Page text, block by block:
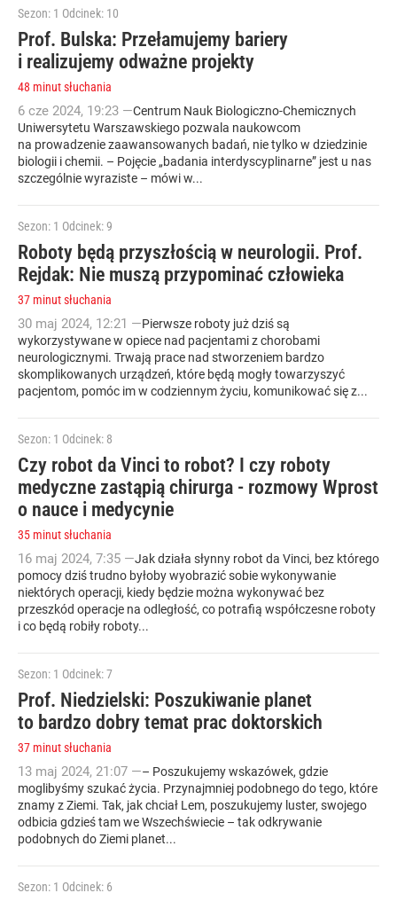
Sezon: 1 Odcinek: 10
Prof. Bulska: Przełamujemy bariery
i realizujemy odważne projekty
48 minut słuchania
6 cze 2024, 19:23 —Centrum Nauk Biologiczno-Chemicznych
Uniwersytetu Warszawskiego pozwala naukowcom
na prowadzenie zaawansowanych badań, nie tylko w dziedzinie
biologii i chemii. – Pojęcie „badania interdyscyplinarne” jest u nas
szczególnie wyraziste – mówi w...
Sezon: 1 Odcinek: 9
Roboty będą przyszłością w neurologii. Prof.
Rejdak: Nie muszą przypominać człowieka
37 minut słuchania
30 maj 2024, 12:21 —Pierwsze roboty już dziś są
wykorzystywane w opiece nad pacjentami z chorobami
neurologicznymi. Trwają prace nad stworzeniem bardzo
skomplikowanych urządzeń, które będą mogły towarzyszyć
pacjentom, pomóc im w codziennym życiu, komunikować się z...
Sezon: 1 Odcinek: 8
Czy robot da Vinci to robot? I czy roboty
medyczne zastąpią chirurga - rozmowy Wprost
o nauce i medycynie
35 minut słuchania
16 maj 2024, 7:35 —Jak działa słynny robot da Vinci, bez którego
pomocy dziś trudno byłoby wyobrazić sobie wykonywanie
niektórych operacji, kiedy będzie można wykonywać bez
przeszkód operacje na odległość, co potrafią współczesne roboty
i co będą robiły roboty...
Sezon: 1 Odcinek: 7
Prof. Niedzielski: Poszukiwanie planet
to bardzo dobry temat prac doktorskich
37 minut słuchania
13 maj 2024, 21:07 —– Poszukujemy wskazówek, gdzie
moglibyśmy szukać życia. Przynajmniej podobnego do tego, które
znamy z Ziemi. Tak, jak chciał Lem, poszukujemy luster, swojego
odbicia gdzieś tam we Wszechświecie – tak odkrywanie
podobnych do Ziemi planet...
Sezon: 1 Odcinek: 6